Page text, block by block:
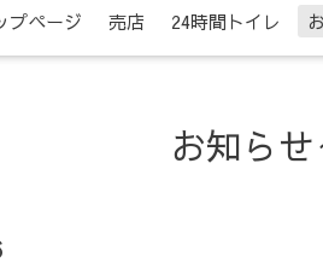
プページ 売店 24時間トイレ
お知ら